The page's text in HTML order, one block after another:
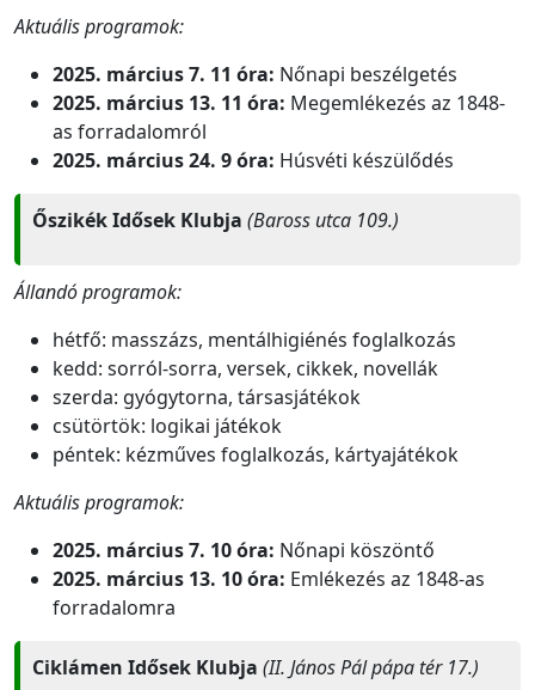
Aktuális programok:
2025. március 7. 11 óra: Nőnapi beszélgetés
2025. március 13. 11 óra: Megemlékezés az 1848-
as forradalomról
2025. március 24. 9 óra: Húsvéti készülődés
Őszikék Idősek Klubja (Baross utca 109.)
Állandó programok:
hétfő: masszázs, mentálhigiénés foglalkozás
kedd: sorról-sorra, versek, cikkek, novellák
szerda: gyógytorna, társasjátékok
csütörtök: logikai játékok
péntek: kézműves foglalkozás, kártyajátékok
Aktuális programok:
2025. március 7. 10 óra: Nőnapi köszöntő
2025. március 13. 10 óra: Emlékezés az 1848-as
forradalomra
Ciklámen Idősek Klubja (II. János Pál pápa tér 17.)